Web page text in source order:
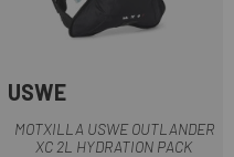
USWE
MOTXILLA USWE OUTLANDER
XC 2L HYDRATION PACK